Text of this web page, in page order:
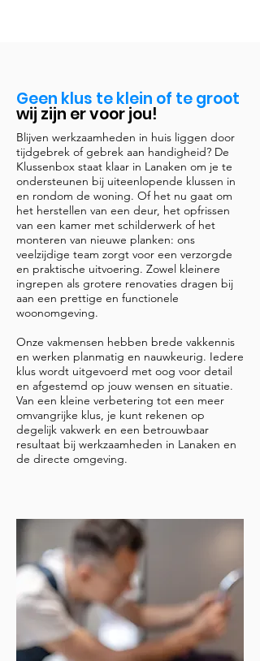
Geen klus te klein of te groot
wij zijn er voor jou!
Blijven werkzaamheden in huis liggen door
tijdgebrek of gebrek aan handigheid? De
Klussenbox staat klaar in Lanaken om je te
ondersteunen bij uiteenlopende klussen in
en rondom de woning. Of het nu gaat om
het herstellen van een deur, het opfrissen
van een kamer met schilderwerk of het
monteren van nieuwe planken: ons
veelzijdige team zorgt voor een verzorgde
en praktische uitvoering. Zowel kleinere
ingrepen als grotere renovaties dragen bij
aan een prettige en functionele
woonomgeving.
Onze vakmensen hebben brede vakkennis
en werken planmatig en nauwkeurig. Iedere
klus wordt uitgevoerd met oog voor detail
en afgestemd op jouw wensen en situatie.
Van een kleine verbetering tot een meer
omvangrijke klus, je kunt rekenen op
degelijk vakwerk en een betrouwbaar
resultaat bij werkzaamheden in Lanaken en
de directe omgeving.